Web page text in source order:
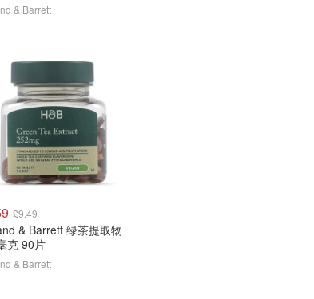
& Barrett
£9.49
& Barrett 绿茶提取物
克 90片
& Barrett